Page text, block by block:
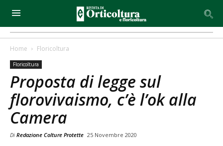
Home Floricoltura
Floricoltura
Proposta di legge sul
florovivaismo, c’è l’ok alla
Camera
Di Redazione Colture Protette 25 Novembre 2020